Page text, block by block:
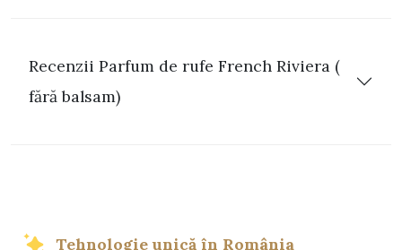
Recenzii Parfum de rufe French Riviera (
fără balsam)
Tehnologie unică în România